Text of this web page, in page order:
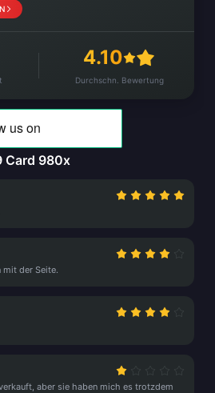
4.10
Durchschn. Bewertung
Card 980x
mit der Seite.
aber sie haben mich es trotzdem